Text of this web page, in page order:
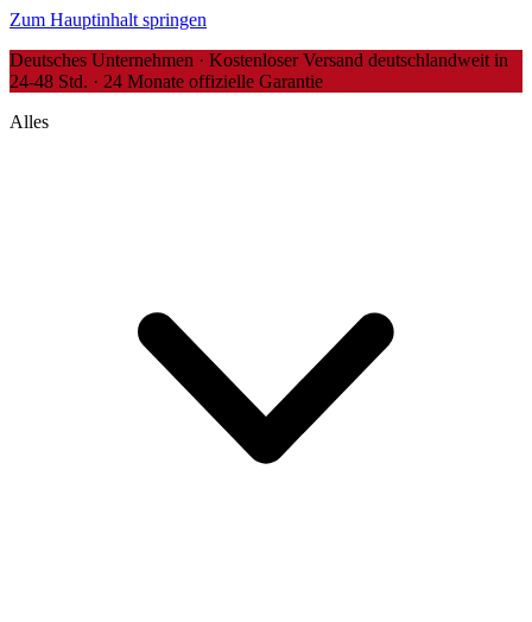
Zum Hauptinhalt springen
Deutsches Unternehmen · Kostenloser Versand deutschlandweit in
24-48 Std. · 24 Monate offizielle Garantie
Alles